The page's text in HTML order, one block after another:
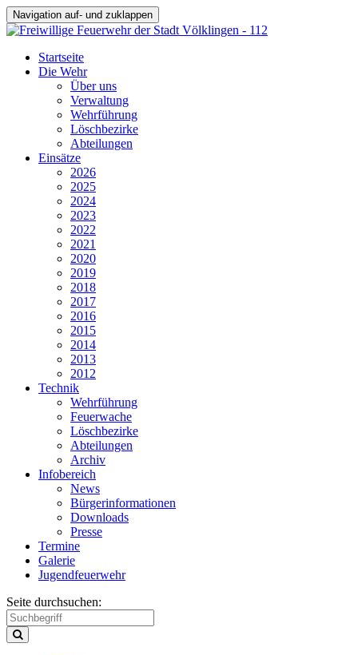
Navigation auf- und zuklappen
Startseite
Die Wehr
Über uns
Verwaltung
Wehrführung
Löschbezirke
Abteilungen
Einsätze
2026
2025
2024
2023
2022
2021
2020
2019
2018
2017
2016
2015
2014
2013
2012
Technik
Wehrführung
Feuerwache
Löschbezirke
Abteilungen
Archiv
Infobereich
News
Bürgerinformationen
Downloads
Presse
Termine
Galerie
Jugendfeuerwehr
Seite durchsuchen: